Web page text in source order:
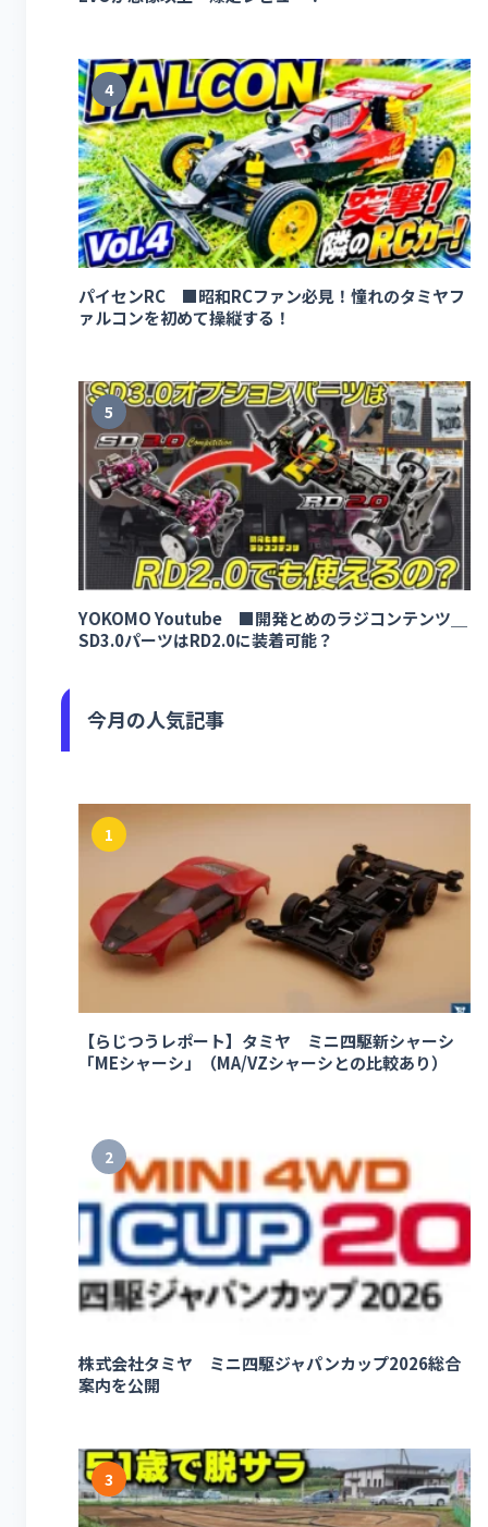
4
パイセンRC ■昭和RCファン必見！憧れのタミヤフ
ァルコンを初めて操縦する！
5
YOKOMO Youtube ■開発とめのラジコンテンツ＿
SD3.0パーツはRD2.0に装着可能？
今月の人気記事
1
【らじつうレポート】タミヤ ミニ四駆新シャーシ
「MEシャーシ」（MA/VZシャーシとの比較あり）
2
株式会社タミヤ ミニ四駆ジャパンカップ2026総合
案内を公開
3